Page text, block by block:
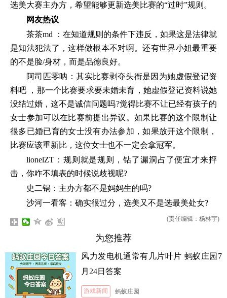
选美大赛主办方，希望能够更新选美比赛的“过时”规则。
网友热议
茶茶md ：在知道规则的条件下违反，如果这是法律就
是知法犯法了，这样做根本不对啊。还有世界小姐最重要
的不是脸/身材，而是品德良好。
阿司匹零呐：其实比赛剥夺头衔是因为她虚假登记资
料吧 ，那一个比赛要求要未婚未育，她虚假登记资料说她
没结过婚，这不是诚信问题吗?觉得比赛不让已经有孩子的
女士参加可以在比赛前提出异议。如果比赛的这个限制让
很多已婚已育的女士没有办法参加，如果放开这个限制，
比赛应该重新比，这位女士也不一定会拿冠军。
lionelZT：规则就是规则，钻了漏洞占了便宜才来抨
击，你咋不填表的时候说歧视呢?
史二锅：主办方都不是妈妈生的吗?
沙河一看客：确实很过分，选美又不是选最美处女?
(责任编辑：杨林宇)
为您推荐
风力发电机通常有几片叶片 蚂蚁庄园7
月24日答案
游戏新闻 蚂蚁庄园